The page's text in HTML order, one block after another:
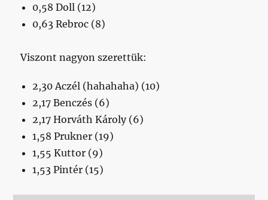
0,58 Doll (12)
0,63 Rebroc (8)
Viszont nagyon szerettük:
2,30 Aczél (hahahaha) (10)
2,17 Benczés (6)
2,17 Horváth Károly (6)
1,58 Prukner (19)
1,55 Kuttor (9)
1,53 Pintér (15)